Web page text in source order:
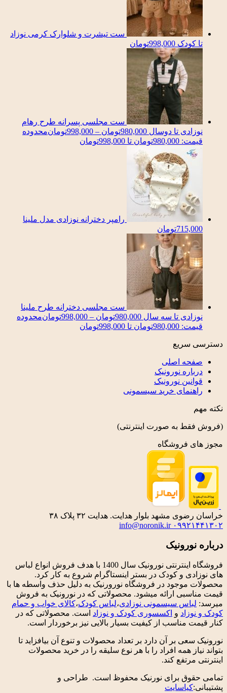
ست تیشرت و شلوارک کرمی نوزاد
تا کودک 998,000تومان
ست مجلسی پسرانه طرح رهام
نوزادی تا دوسال 980,000تومان –
998,000تومانمحدوده
قیمت: 980,000تومان تا 998,000تومان
رامپر دخترانه نوزادی مدل ملینا
715,000تومان
ست مجلسی دخترانه طرح ملینا
نوزادی تا سه سال 980,000تومان –
998,000تومانمحدوده
قیمت: 980,000تومان تا 998,000تومان
دسترسی سریع
صفحه اصلی
درباره نورونیک
قوانین نورونیک
راهنمای خرید سیسمونی
نکته مهم
(فروش فقط به صورت اینترنتی)
مجوز های فروشگاه
خراسان رضوی مشهد بلوار هدایت. هدایت ۳۲ پلاک ۳۸
۰۹۹۲۱۴۴۱۳۰۲ info@noronik.ir
درباره نورونیک
فروشگاه اینترنتی نورونیک سال 1400 با هدف فروش انواع لباس
های نوزادی و کودک در بستر اینستاگرام شروع به کار کرد.
محصولات موجود در فروشگاه نورورنیک به دلیل حذف واسطه ها با
قیمت مناسبی ارائه میشود. محصولاتی که در نورونیک به فروش
میرسد: لباس سیسمونی نوزادی،لباس کودک،کالای خواب و حمام
کودک و نوزاد و اکسسوری کودک و نوزاد است. محصولاتی که در
کنار قیمت مناسب از کیفیت بسیار بالایی نیز برخوردار است.
نورونیک سعی بر آن دارد بر تعداد محصولات و تنوع آن بیافزاید تا
بتواند نیاز همه افراد را با هر نوع سلیقه را در خرید محصولات
اینترنتی مرتفع کند.
تمامی حقوق برای نورنیک محفوظ است. طراحی و
پشتیبانی:کیاسایت